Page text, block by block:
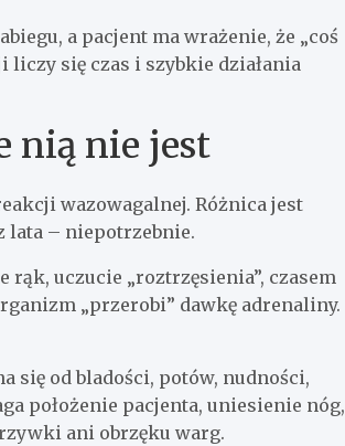
a pacjent ma wrażenie, że „coś
liczy się czas i szybkie działania
nią nie jest
wazowagalnej. Różnica jest
lata – niepotrzebnie.
rąk, uczucie „roztrzęsienia”, czasem
„przerobi” dawkę adrenaliny.
się od bladości, potów, nudności,
położenie pacjenta, uniesienie nóg,
ani obrzęku warg.